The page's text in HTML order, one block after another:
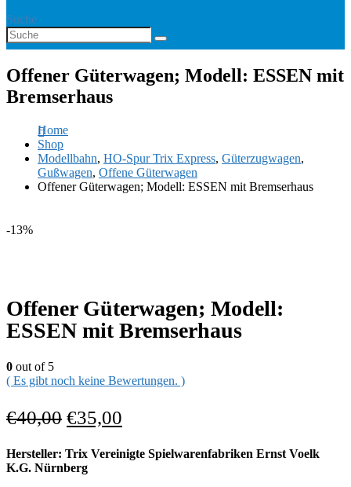
Suche
Offener Güterwagen; Modell: ESSEN mit
Bremserhaus
Home
Shop
Modellbahn, HO-Spur Trix Express, Güterzugwagen,
Gußwagen, Offene Güterwagen
Offener Güterwagen; Modell: ESSEN mit Bremserhaus
-13%
Offener Güterwagen; Modell:
ESSEN mit Bremserhaus
0 out of 5
( Es gibt noch keine Bewertungen. )
€40,00 €35,00
Hersteller: Trix Vereinigte Spielwarenfabriken Ernst Voelk
K.G. Nürnberg